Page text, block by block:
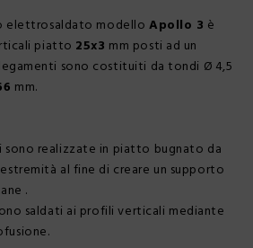
elettrosaldato modello Apollo 3 è
piatto 25x3 mm posti ad un
sono costituiti da tondi Ø 4,5
mm.
realizzate in piatto bugnato da
al fine di creare un supporto
.
saldati ai profili verticali mediante